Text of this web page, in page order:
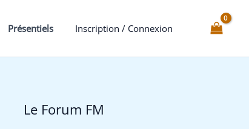
Présentiels Inscription / Connexion
Le Forum FM
de
Georges
dragon